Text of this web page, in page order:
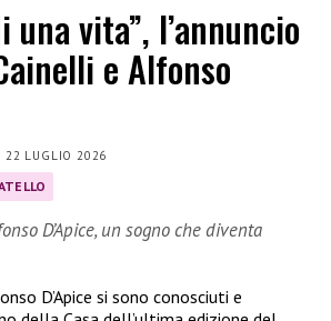
una vita”, l’annuncio
e Alfonso
22 LUGLIO 2026
D’Apice, un sogno che diventa
D’Apice si sono conosciuti e